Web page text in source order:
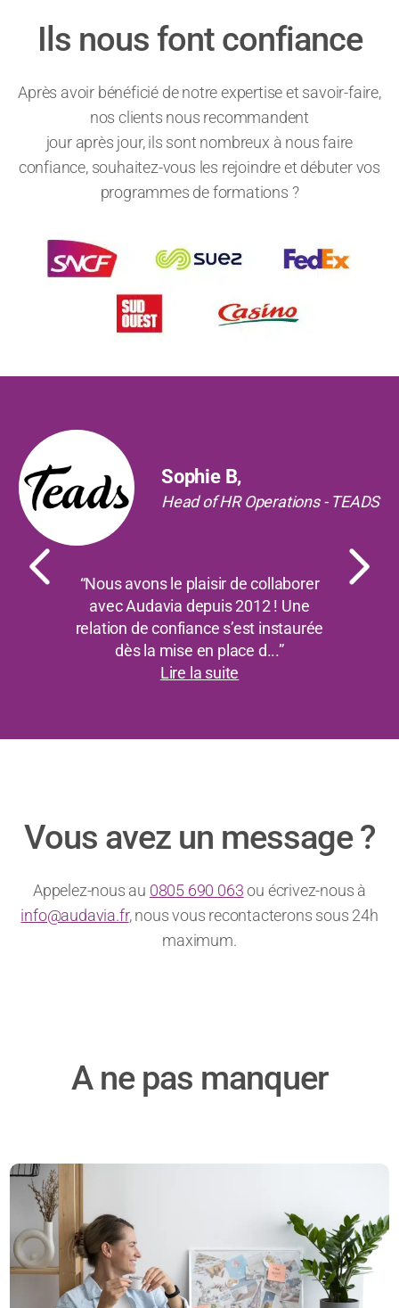
Ils nous font confiance
Après avoir bénéficié de notre expertise et savoir-faire,
nos clients nous recommandent
jour après jour, ils sont nombreux à nous faire
confiance, souhaitez-vous les rejoindre et débuter vos
programmes de formations ?
Sophie B,
Head of HR Operations - TEADS
“Nous avons le plaisir de collaborer
avec Audavia depuis 2012 ! Une
relation de confiance s’est instaurée
dès la mise en place d...”
Lire la suite
Vous avez un message ?
Appelez-nous au 0805 690 063ou écrivez-nous à
info@audavia.fr, nous vous recontacterons sous 24h
maximum.
A ne pas manquer